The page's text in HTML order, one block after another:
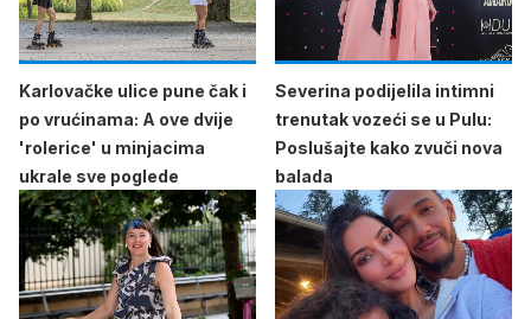
Karlovačke ulice pune čak i
po vrućinama: A ove dvije
'rolerice' u minjacima
ukrale sve poglede
Severina podijelila intimni
trenutak vozeći se u Pulu:
Poslušajte kako zvuči nova
balada